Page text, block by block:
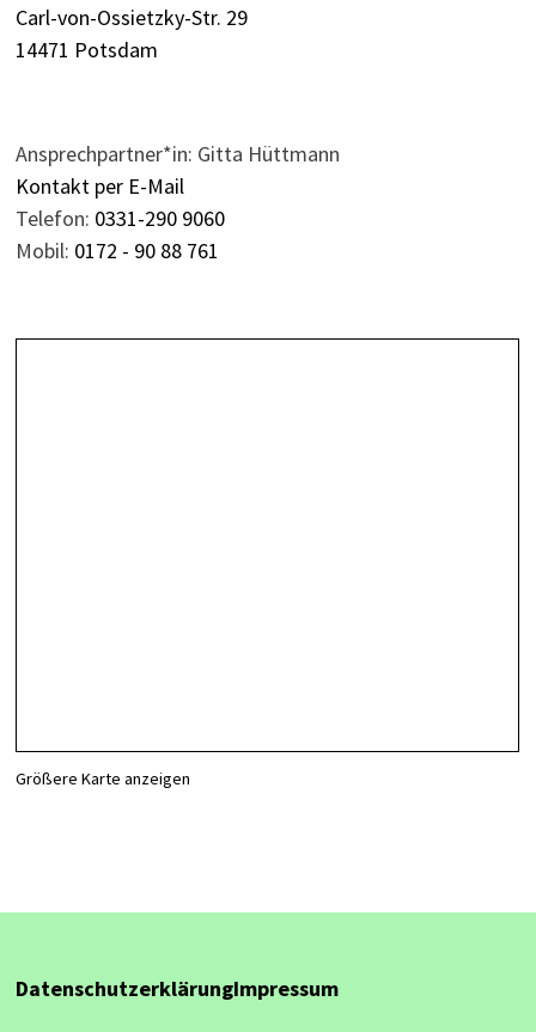
Carl-von-Ossietzky-Str. 29
14471 Potsdam
Ansprechpartner*in: Gitta Hüttmann
Kontakt per E-Mail
Telefon: 0331-290 9060
Mobil: 0172 - 90 88 761
Größere Karte anzeigen
DatenschutzerklärungImpressum